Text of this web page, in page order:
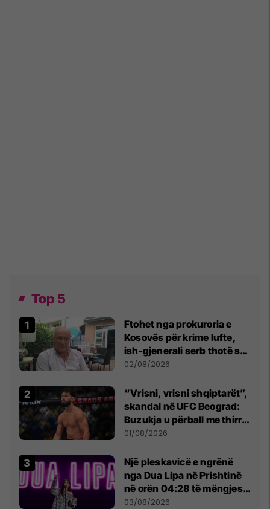
Top 5
Ftohet nga prokuroria e
Kosovës për krime lufte,
ish-gjenerali serb thotë se
dikush e tradhtoi në
02/08/2026
“Vrisni, vrisni shqiptarët”,
skandal në UFC Beograd:
Buzukja u përball me thirrje
anti-shqiptare nga
01/08/2026
Një pleskavicë e ngrënë
nga Dua Lipa në Prishtinë
në orën 04:28 të mëngjesit
- dhe bota digjitale serbe
03/08/2026